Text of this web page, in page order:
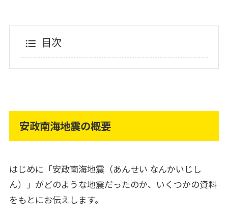
目次
安政南海地震の概要
はじめに「安政南海地震（あんせい なんかいじし
ん）」がどのような地震だったのか、いくつかの資料
をもとにお伝えします。